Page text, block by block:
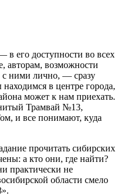
в его доступности во всех
авторам, возможности
с ними лично, — сразу
в центре города,
может к нам приехать.
Трамвай №13,
и все понимают, куда
прочитать сибирских
а кто они, где найти?
практически не
области смело